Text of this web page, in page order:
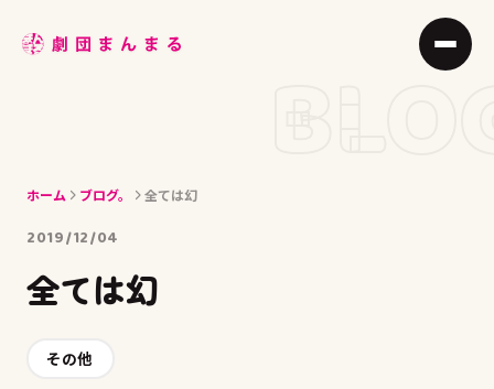
ABOUT
BLOG
ACCESS
ホーム ブログ。 全ては幻
2019/12/04
全ては幻
その他